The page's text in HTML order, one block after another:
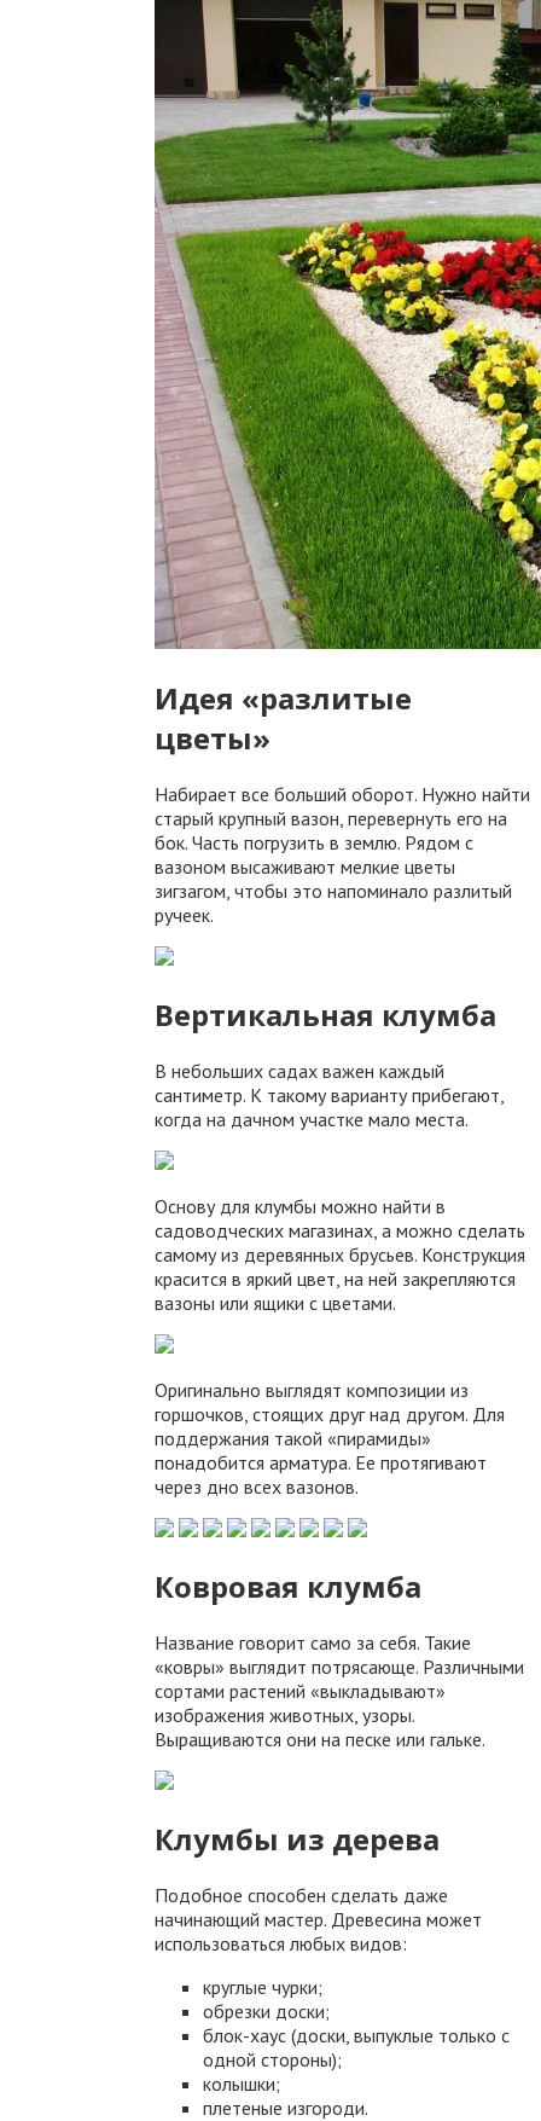
Идея «разлитые
цветы»
Набирает все больший оборот. Нужно найти
старый крупный вазон, перевернуть его на
бок. Часть погрузить в землю. Рядом с
вазоном высаживают мелкие цветы
зигзагом, чтобы это напоминало разлитый
ручеек.
Вертикальная клумба
В небольших садах важен каждый
сантиметр. К такому варианту прибегают,
когда на дачном участке мало места.
Основу для клумбы можно найти в
садоводческих магазинах, а можно сделать
самому из деревянных брусьев. Конструкция
красится в яркий цвет, на ней закрепляются
вазоны или ящики с цветами.
Оригинально выглядят композиции из
горшочков, стоящих друг над другом. Для
поддержания такой «пирамиды»
понадобится арматура. Ее протягивают
через дно всех вазонов.
Ковровая клумба
Название говорит само за себя. Такие
«ковры» выглядит потрясающе. Различными
сортами растений «выкладывают»
изображения животных, узоры.
Выращиваются они на песке или гальке.
Клумбы из дерева
Подобное способен сделать даже
начинающий мастер. Древесина может
использоваться любых видов:
круглые чурки;
обрезки доски;
блок-хаус (доски, выпуклые только с
одной стороны);
колышки;
плетеные изгороди.